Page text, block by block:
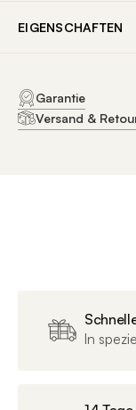
EIGENSCHAFTEN
ALLGEMEINE
SKU
Garantie
Versand &
In